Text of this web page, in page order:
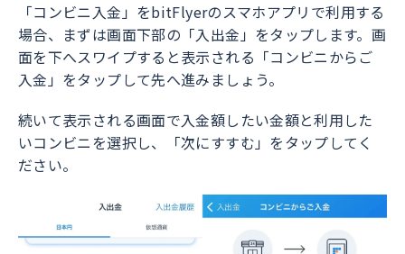
「コンビニ入金」をbitFlyerのスマホアプリで利用する
場合、まずは画面下部の「入出金」をタップします。画
面を下へスワイプすると表示される「コンビニからご
入金」をタップして先へ進みましょう。
続いて表示される画面で入金額したい金額と利用した
いコンビニを選択し、「次にすすむ」をタップしてく
ださい。